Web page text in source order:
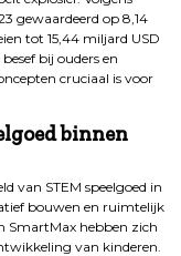
gewaardeerd op 8,14
tot 15,44 miljard USD
bij ouders en
cruciaal is voor
binnen
van STEM speelgoed in
bouwen en ruimtelijk
SmartMax hebben zich
van kinderen.